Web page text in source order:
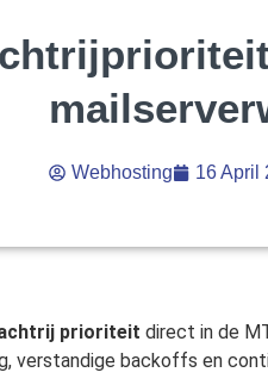
Webhosting 16 April
prioriteit direct in de
verstandige backoffs en